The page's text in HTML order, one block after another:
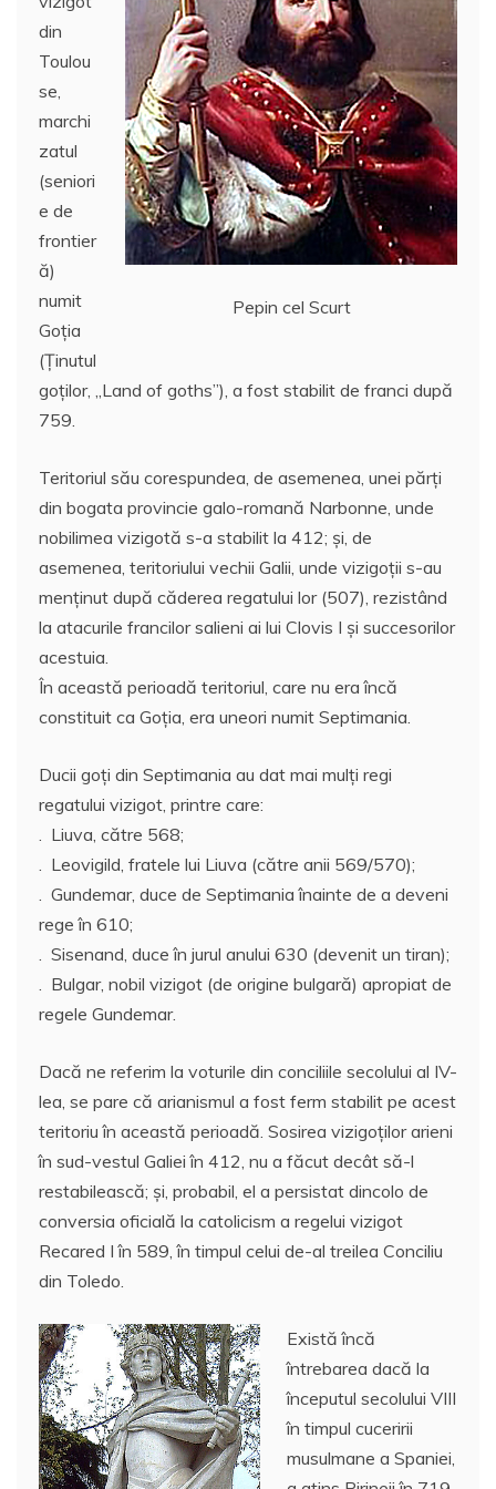
Pepin cel Scurt
din
Toulou
se,
marchi
zatul
(seniori
e de
frontier
ă)
numit
Goţia
(Ţinutul
goţilor, „Land of goths”), a fost stabilit de franci după
759.
Teritoriul său corespundea, de asemenea, unei părţi
din bogata provincie galo-romană Narbonne, unde
nobilimea vizigotă s-a stabilit la 412; și, de
asemenea, teritoriului vechii Galii, unde vizigoții s-au
menținut după căderea regatului lor (507), rezistând
la atacurile francilor salieni ai lui Clovis I și succesorilor
acestuia.
În această perioadă teritoriul, care nu era încă
constituit ca Goţia, era uneori numit Septimania.
Ducii goţi din Septimania au dat mai mulţi regi
regatului vizigot, printre care:
. Liuva, către 568;
. Leovigild, fratele lui Liuva (către anii 569/570);
. Gundemar, duce de Septimania înainte de a deveni
rege în 610;
. Sisenand, duce în jurul anului 630 (devenit un tiran);
. Bulgar, nobil vizigot (de origine bulgară) apropiat de
regele Gundemar.
Dacă ne referim la voturile din conciliile secolului al IV-
lea, se pare că arianismul a fost ferm stabilit pe acest
teritoriu în această perioadă. Sosirea vizigoților arieni
în sud-vestul Galiei în 412, nu a făcut decât să-l
restabilească; și, probabil, el a persistat dincolo de
conversia oficială la catolicism a regelui vizigot
Recared I în 589, în timpul celui de-al treilea Conciliu
din Toledo.
Există încă
întrebarea dacă la
începutul secolului VIII
în timpul cuceririi
musulmane a Spaniei,